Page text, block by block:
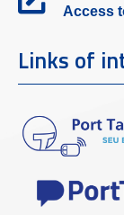
Access
Links of